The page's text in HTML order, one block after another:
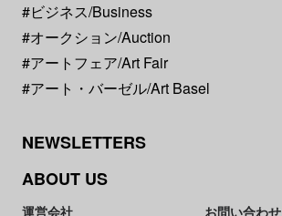
#ビジネス/Business
#オークション/Auction
#アートフェア/Art Fair
#アート・バーゼル/Art Basel
NEWSLETTERS
ABOUT US
運営会社 お問い合わせ